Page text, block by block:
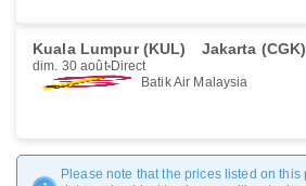
Kuala Lumpur (KUL) Jakarta (CGK)
dim. 30 août Direct
Batik Air Malaysia
Please note that the prices listed on